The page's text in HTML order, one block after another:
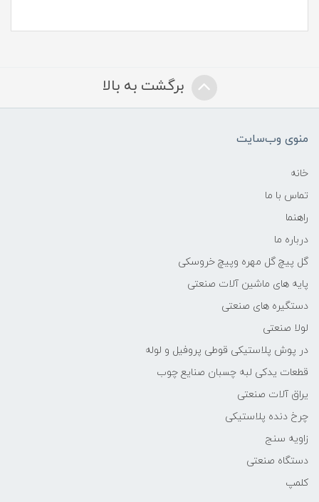
برگشت به بالا
منوی وب‌سایت
خانه
تماس با ما
راهنما
درباره ما
گل پیچ گل مهره وپیچ خروسکی
پایه های ماشین آلات صنعتی
دستگیره های صنعتی
لولا صنعتی
در پوش پلاستیکی قوطی پروفیل و لوله
قطعات یدکی لبه چسبان صنایع چوب
یراق آلات صنعتی
چرخ دنده پلاستیکی
زاویه سنج
دستگاه صنعتی
کلمپ